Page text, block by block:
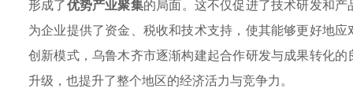
形成了优势产业聚集的局面。这不仅促进了技术研发和
为企业提供了资金、税收和技术支持，使其能够更好地
创新模式，乌鲁木齐市逐渐构建起合作研发与成果转化
升级，也提升了整个地区的经济活力与竞争力。